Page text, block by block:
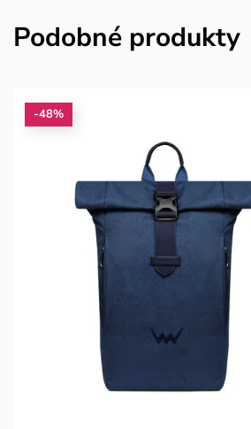
Podobné produkty
-48%